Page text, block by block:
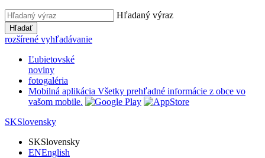
Hľadaný výraz
Hľadať
rozšírené vyhľadávanie
Ľubietovské
noviny
fotogaléria
Mobilná aplikácia Všetky prehľadné informácie z obce vo
vašom mobile.
SKSlovensky
SKSlovensky
ENEnglish